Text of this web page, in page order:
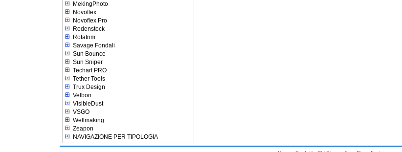
MekingPhoto
Novoflex
Novoflex Pro
Rodenstock
Rotatrim
Savage Fondali
Sun Bounce
Sun Sniper
Techart PRO
Tether Tools
Trux Design
Velbon
VisibleDust
VSGO
Wellmaking
Zeapon
NAVIGAZIONE PER TIPOLOGIA